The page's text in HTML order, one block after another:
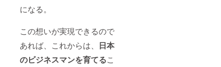
になる。
この想いが実現できるので
あれば、これからは、 日本
のビジネスマンを育てるこ